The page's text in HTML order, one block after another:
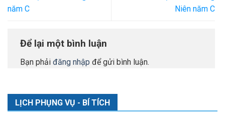
năm C
Niên năm C
Để lại một bình luận
Bạn phải đăng nhập để gửi bình luận.
LỊCH PHỤNG VỤ - BÍ TÍCH